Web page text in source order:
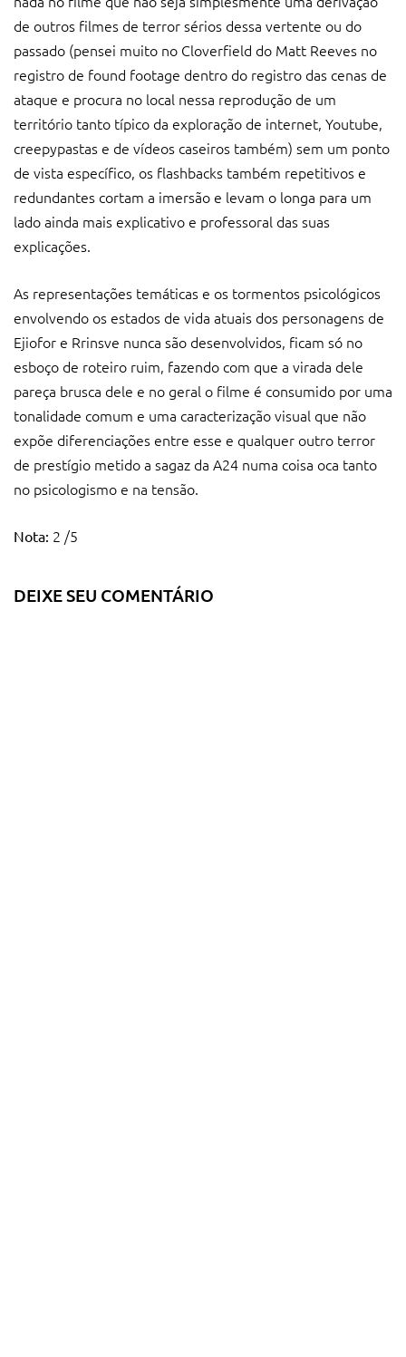
de outros filmes de terror sérios dessa vertente ou do
passado (pensei muito no Cloverfield do Matt Reeves no
registro de found footage dentro do registro das cenas de
ataque e procura no local nessa reprodução de um
território tanto típico da exploração de internet, Youtube,
creepypastas e de vídeos caseiros também) sem um ponto
de vista específico, os flashbacks também repetitivos e
redundantes cortam a imersão e levam o longa para um
lado ainda mais explicativo e professoral das suas
explicações.
As representações temáticas e os tormentos psicológicos
envolvendo os estados de vida atuais dos personagens de
Ejiofor e Rrinsve nunca são desenvolvidos, ficam só no
esboço de roteiro ruim, fazendo com que a virada dele
pareça brusca dele e no geral o filme é consumido por uma
tonalidade comum e uma caracterização visual que não
expõe diferenciações entre esse e qualquer outro terror
de prestígio metido a sagaz da A24 numa coisa oca tanto
no psicologismo e na tensão.
Nota: 2 /5
DEIXE SEU COMENTÁRIO